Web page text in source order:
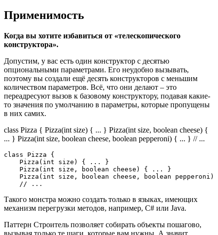
Применимость
Когда вы хотите избавиться от «телескопического
конструктора».
Допустим, у вас есть один конструктор с десятью
опциональными параметрами. Его неудобно вызывать,
поэтому вы создали ещё десять конструкторов с меньшим
количеством параметров. Всё, что они делают – это
переадресуют вызов к базовому конструктору, подавая какие-
то значения по умолчанию в параметры, которые пропущены
в них самих.
class Pizza { Pizza(int size) { ... } Pizza(int size, boolean cheese) {
... } Pizza(int size, boolean cheese, boolean pepperoni) { ... } // ...
class Pizza
{
Pizza ( int size ) { . . .
}
Pizza ( int size , boolean cheese ) { . . .
}
Pizza ( int size , boolean cheese , boolean pepperoni )
// ...
Такого монстра можно создать только в языках, имеющих
механизм перегрузки методов, например, C# или Java.
Паттерн Строитель позволяет собирать объекты пошагово,